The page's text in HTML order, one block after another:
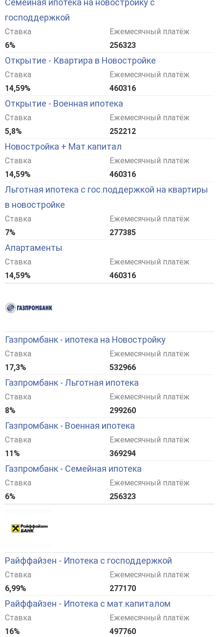
Семейная ипотека на новостройку с
господдержкой
Ставка
6%
Ежемесячный платёж
256323
Открытие - Квартира в Новостройке
Ставка
14,59%
Ежемесячный платёж
460316
Открытие - Военная ипотека
Ставка
5,8%
Ежемесячный платёж
252212
Новостройка + Мат.капитал
Ставка
14,59%
Ежемесячный платёж
460316
Льготная ипотека с гос.поддержкой на квартиры
в новостройке
Ставка
7%
Ежемесячный платёж
277385
Апартаменты
Ставка
14,59%
Ежемесячный платёж
460316
Газпромбанк - ипотека на Новостройку
Ставка
17,3%
Ежемесячный платёж
532966
Газпромбанк - Льготная ипотека
Ставка
8%
Ежемесячный платёж
299260
Газпромбанк - Военная ипотека
Ставка
11%
Ежемесячный платёж
369294
Газпромбанк - Семейная ипотека
Ставка
6%
Ежемесячный платёж
256323
Райффайзен - Ипотека с господдержкой
Ставка
6,99%
Ежемесячный платёж
277170
Райффайзен - Ипотека с мат.капиталом
Ставка
16%
Ежемесячный платёж
497760